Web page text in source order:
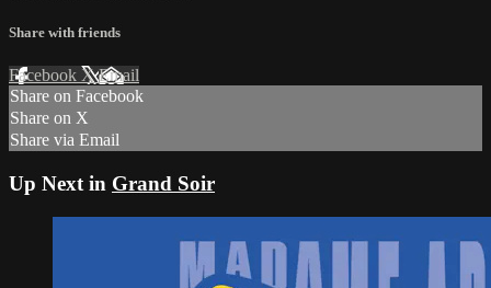
Share with friends
Facebook XEmail
Share on Facebook
Share on X
Share via Email
Up Next in Grand Soir